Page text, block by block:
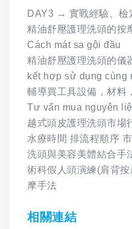
DAY3 → 實戰經驗、檢
精油舒壓護理洗頭的按
Cách mát sa gội đầu
精油舒壓護理洗頭的儀
kết hợp sử dụng cùng
輔導買工具設備，材料
Tư vấn mua nguyên
越式頭皮護理洗頭市場
水療時間 排流程順序
洗頭與美容美體結合手
術科假人頭演練(肩背
摩手法
相關連結